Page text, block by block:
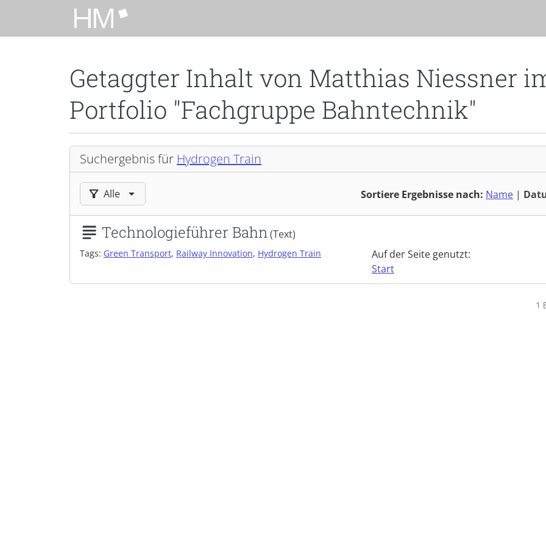
Zum Hauptinhalt zurückspringen
Getaggter Inhalt von Matthias Niessner
Portfolio "Fachgruppe Bahntechnik"
Suchergebnis für Hydrogen Train
Sortiere Ergebnisse nach: Name |
Ergebnisse filtern nach:
Alle
Technologieführer Bahn(Text)
Tags: Green Transport, Railway Innovation, Hydrogen Train
Auf der Seite genutzt:
Start
1